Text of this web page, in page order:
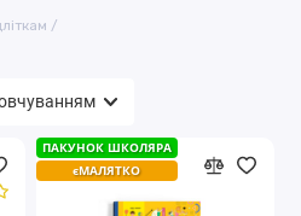
ПАКУНОК ШКОЛЯРА
єМАЛЯТКО